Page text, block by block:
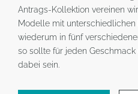
Antrags-Kollektion vereinen
Modelle mit unterschiedlichen
wiederum in fünf
so sollte für jeden
dabei sein.